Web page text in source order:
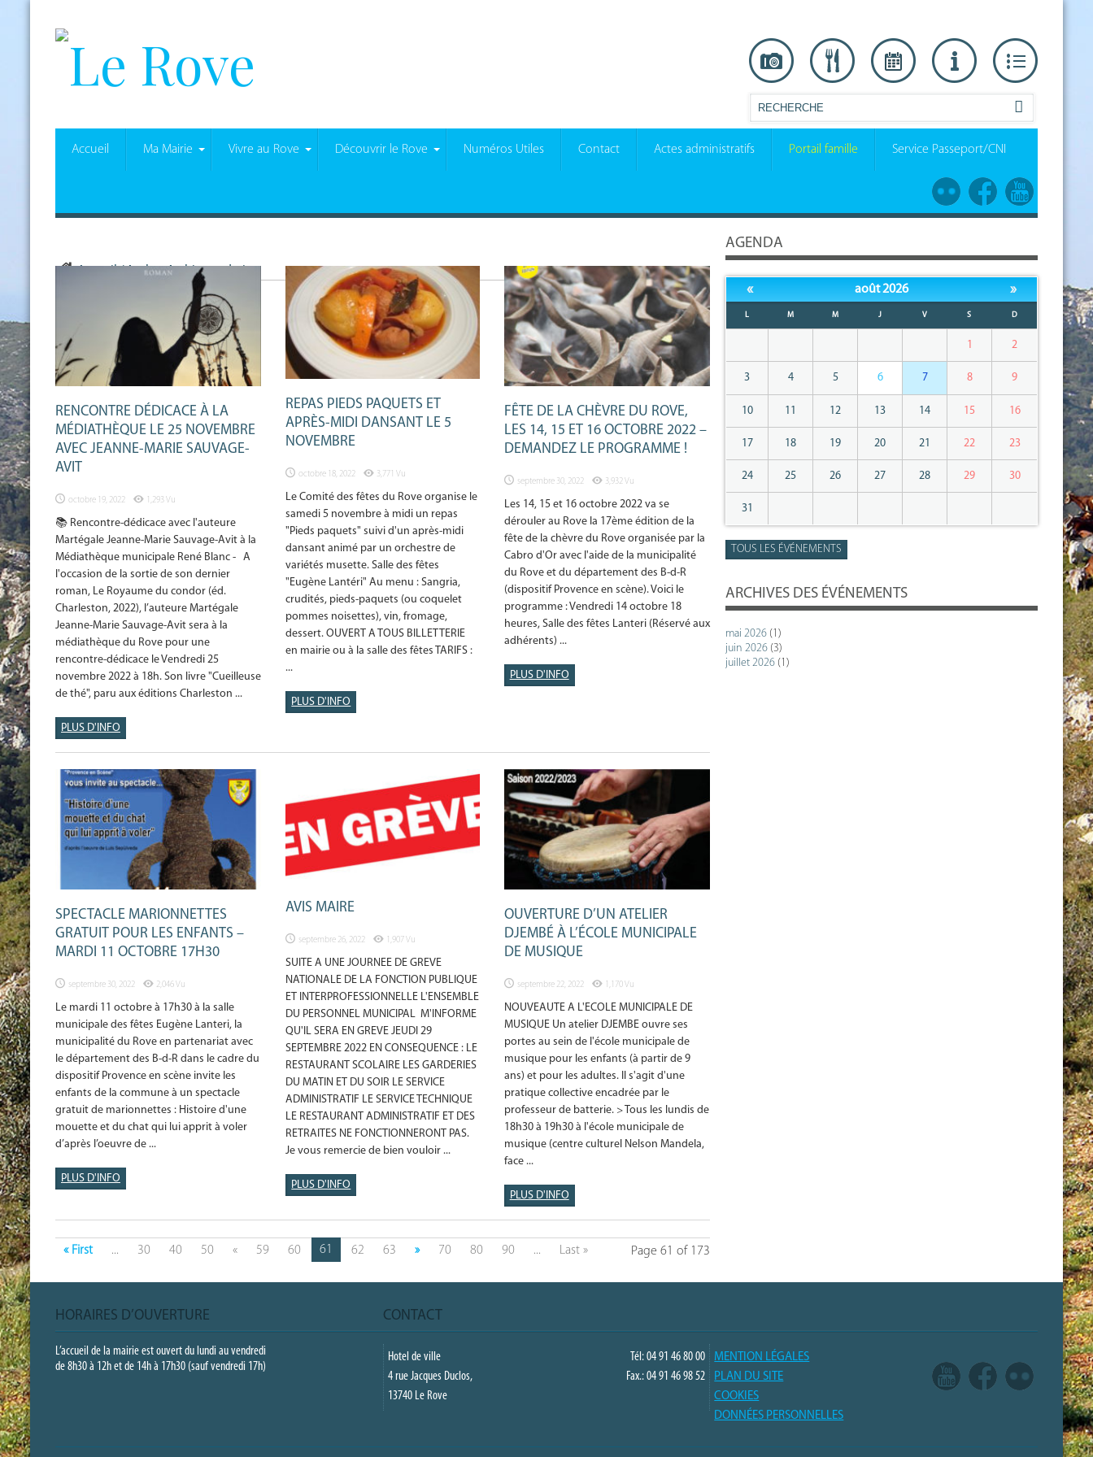
Accueil Ma Mairie Vivre au Rove Découvrir le Rove Numéros Utiles Contact Actes administratifs Portail famille Service Passeport/CNI
Author Archives: admin
RENCONTRE DÉDICACE À LA
MÉDIATHÈQUE LE 25 NOVEMBRE
AVEC JEANNE-MARIE SAUVAGE-
AVIT
octobre 19, 2022 1,293 Vu
📚 Rencontre-dédicace avec l'auteure
Martégale Jeanne-Marie Sauvage-Avit à la
Médiathèque municipale René Blanc - A
l'occasion de la sortie de son dernier
roman, Le Royaume du condor (éd.
Charleston, 2022), l’auteure Martégale
Jeanne-Marie Sauvage-Avit sera à la
médiathèque du Rove pour une
rencontre-dédicace le Vendredi 25
novembre 2022 à 18h. Son livre "Cueilleuse
de thé", paru aux éditions Charleston ...
PLUS D'INFO
REPAS PIEDS PAQUETS ET
APRÈS-MIDI DANSANT LE 5
NOVEMBRE
octobre 18, 2022 3,771 Vu
Le Comité des fêtes du Rove organise le
samedi 5 novembre à midi un repas
"Pieds paquets" suivi d'un après-midi
dansant animé par un orchestre de
variétés musette. Salle des fêtes
"Eugène Lantéri" Au menu : Sangria,
crudités, pieds-paquets (ou coquelet
pommes noisettes), vin, fromage,
dessert. OUVERT A TOUS BILLETTERIE
en mairie ou à la salle des fêtes TARIFS :
...
PLUS D'INFO
FÊTE DE LA CHÈVRE DU ROVE,
LES 14, 15 ET 16 OCTOBRE 2022 –
DEMANDEZ LE PROGRAMME !
septembre 30, 2022 3,932 Vu
Les 14, 15 et 16 octobre 2022 va se
dérouler au Rove la 17ème édition de la
fête de la chèvre du Rove organisée par la
Cabro d'Or avec l'aide de la municipalité
du Rove et du département des B-d-R
(dispositif Provence en scène). Voici le
programme : Vendredi 14 octobre 18
heures, Salle des fêtes Lanteri (Réservé aux
adhérents) ...
PLUS D'INFO
SPECTACLE MARIONNETTES
GRATUIT POUR LES ENFANTS –
MARDI 11 OCTOBRE 17H30
septembre 30, 2022 2,046 Vu
Le mardi 11 octobre à 17h30 à la salle
municipale des fêtes Eugène Lanteri, la
municipalité du Rove en partenariat avec
le département des B-d-R dans le cadre du
dispositif Provence en scène invite les
enfants de la commune à un spectacle
gratuit de marionnettes : Histoire d'une
mouette et du chat qui lui apprit à voler
d’après l’oeuvre de ...
PLUS D'INFO
AVIS MAIRE
septembre 26, 2022 1,907 Vu
SUITE A UNE JOURNEE DE GREVE
NATIONALE DE LA FONCTION PUBLIQUE
ET INTERPROFESSIONNELLE L'ENSEMBLE
DU PERSONNEL MUNICIPAL M'INFORME
QU'IL SERA EN GREVE JEUDI 29
SEPTEMBRE 2022 EN CONSEQUENCE : LE
RESTAURANT SCOLAIRE LES GARDERIES
DU MATIN ET DU SOIR LE SERVICE
ADMINISTRATIF LE SERVICE TECHNIQUE
LE RESTAURANT ADMINISTRATIF ET DES
RETRAITES NE FONCTIONNERONT PAS.
Je vous remercie de bien vouloir ...
PLUS D'INFO
OUVERTURE D’UN ATELIER
DJEMBÉ À L’ÉCOLE MUNICIPALE
DE MUSIQUE
septembre 22, 2022 1,170 Vu
NOUVEAUTE A L'ECOLE MUNICIPALE DE
MUSIQUE Un atelier DJEMBE ouvre ses
portes au sein de l'école municipale de
musique pour les enfants (à partir de 9
ans) et pour les adultes. Il s'agit d'une
pratique collective encadrée par le
professeur de batterie. > Tous les lundis de
18h30 à 19h30 à l'école municipale de
musique (centre culturel Nelson Mandela,
face ...
PLUS D'INFO
Page 61 of 173
« First ... 30 40 50 « 59 60 61 62 63 » 70 80 90 ... Last »
AGENDA
« août 2026 »
L M M J V S D
1 2
3 4 5 6 7 8 9
10 11 12 13 14 15 16
17 18 19 20 21 22 23
24 25 26 27 28 29 30
31
TOUS LES ÉVÉNEMENTS
ARCHIVES DES ÉVÉNEMENTS
mai 2026 (1)
juin 2026 (3)
juillet 2026 (1)
HORAIRES D’OUVERTURE
L’accueil de la mairie est ouvert du lundi au vendredi
de 8h30 à 12h et de 14h à 17h30 (sauf vendredi 17h)
CONTACT
Hotel de ville
Tél: 04 91 46 80 00
4 rue Jacques Duclos,
Fax.: 04 91 46 98 52
13740 Le Rove
MENTION LÉGALES
PLAN DU SITE
COOKIES
DONNÉES PERSONNELLES